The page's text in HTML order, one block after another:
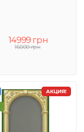
14999 грн
16000 грн
АКЦИЯ!